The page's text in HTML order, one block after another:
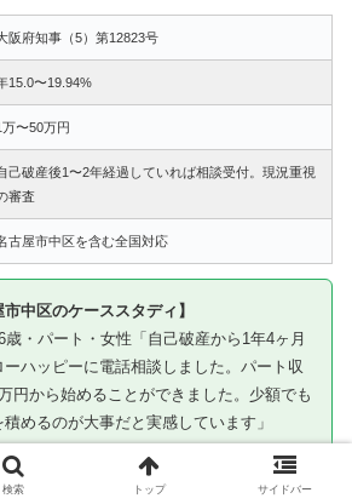
阪府知事（5）第12823号
15.0〜19.94%
万〜50万円
己破産後1〜2年経過していれば相談受付。現況重視
審査
古屋市中区を含む全国対応
中区のケーススタディ】
・パート・女性「自己破産から1年4ヶ月
ハッピーに電話相談しました。パート収
円から始めることができました。少額でも
めるのが大事だと実感しています」
検索 トップ サイドバー